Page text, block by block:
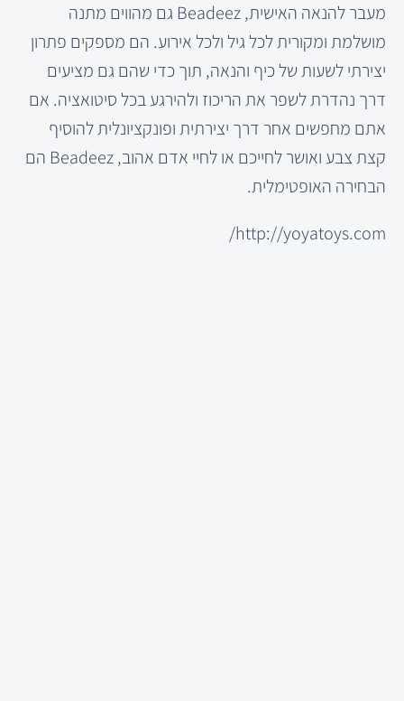
מעבר להנאה האישית, Beadeez גם מהווים מתנה
מושלמת ומקורית לכל גיל ולכל אירוע. הם מספקים פתרון
יצירתי לשעות של כיף והנאה, תוך כדי שהם גם מציעים
דרך נהדרת לשפר את הריכוז ולהירגע בכל סיטואציה. אם
אתם מחפשים אחר דרך יצירתית ופונקציונלית להוסיף
קצת צבע ואושר לחייכם או לחיי אדם אהוב, Beadeez הם
הבחירה האופטימלית.
http://yoyatoys.com/